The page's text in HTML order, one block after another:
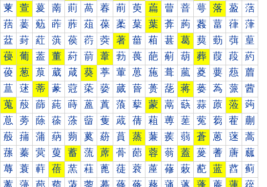
萰 萱 萲 萳 萴 萵 萶 萷 萸 萹 萺 萻 萼 落 萾 萿
葀 葁 葂 葃 葄 葅 葆 葇 葈 葉 葊 葋 葌 葍 葎 葏
葐 葑 葒 葓 葔 葕 葖 著 葘 葙 葚 葛 葜 葝 葞 葟
葠 葡 葢 董 葤 葥 葦 葧 葨 葩 葪 葫 葬 葭 葮 葯
葰 葱 葲 葳 葴 葵 葶 葷 葸 葹 葺 葻 葼 葽 葾 葿
蒀 蒁 蒂 蒃 蒄 蒅 蒆 蒇 蒈 蒉 蒊 蒋 蒌 蒍 蒎 蒏
蒐 蒑 蒒 蒓 蒔 蒕 蒖 蒗 蒘 蒙 蒚 蒛 蒜 蒝 蒞 蒟
蒠 蒡 蒢 蒣 蒤 蒥 蒦 蒧 蒨 蒩 蒪 蒫 蒬 蒭 蒮 蒯
蒰 蒱 蒲 蒳 蒴 蒵 蒶 蒷 蒸 蒹 蒺 蒻 蒼 蒽 蒾 蒿
蓀 蓁 蓂 蓃 蓄 蓅 蓆 蓇 蓈 蓉 蓊 蓋 蓌 蓍 蓎 蓏
蓐 蓑 蓒 蓓 蓔 蓕 蓖 蓗 蓘 蓙 蓚 蓛 蓜 蓝 蓞 蓟
蓠 蓡 蓢 蓣 蓤 蓥 蓦 蓧 蓨 蓩 蓪 蓫 蓬 蓭 蓮 蓯